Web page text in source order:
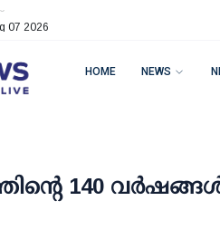
07 2026
HOME NEWS
140